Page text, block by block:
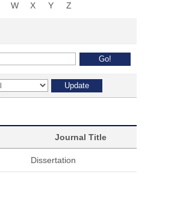
W X Y Z
Journal Title
Dissertation